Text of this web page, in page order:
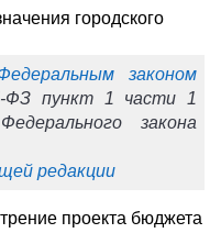
городского
законом
пункт 1 части 1
закона
редакции
проекта бюджета